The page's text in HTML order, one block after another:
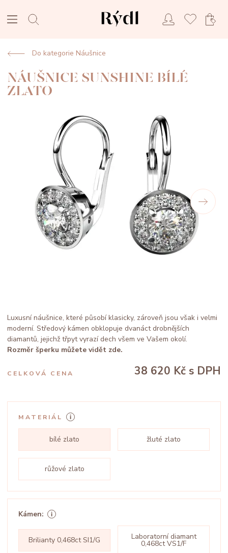
Do kategorie Náušnice
NÁUŠNICE SUNSHINE BÍLÉ
ZLATO
Luxusní náušnice, které působí klasicky, zároveň jsou však i velmi
moderní. Středový kámen obklopuje dvanáct drobnějších
diamantů, jejichž třpyt vyrazí dech všem ve Vašem okolí.
Rozměr šperku můžete vidět zde.
CELKOVÁ CENA 38 620 Kč s DPH
MATERIÁL
bílé zlato žluté zlato
růžové zlato
Kámen:
Brilianty 0,468ct SI1/G Laboratorní diamant
0,468ct VS1/F